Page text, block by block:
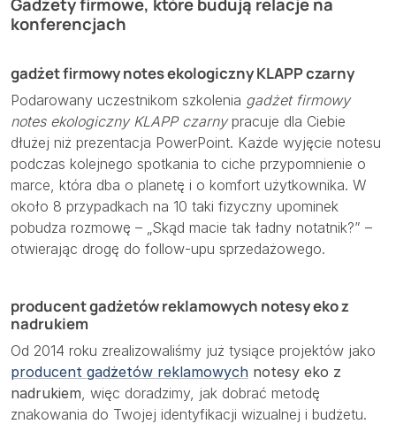
konferencjach
gadżet firmowy notes ekologiczny KLAPP czarny
Podarowany uczestnikom szkolenia gadżet firmowy
notes ekologiczny KLAPP czarnypracuje dla Ciebie
dłużej niż prezentacja PowerPoint. Każde wyjęcie notesu
podczas kolejnego spotkania to ciche przypomnienie o
marce, która dba o planetę i o komfort użytkownika. W
około 8 przypadkach na 10 taki fizyczny upominek
pobudza rozmowę – „Skąd macie tak ładny notatnik?” –
otwierając drogę do follow-upu sprzedażowego.
producent gadżetów reklamowych notesy eko z
nadrukiem
Od 2014 roku zrealizowaliśmy już tysiące projektów jako
producent gadżetów reklamowych notesy eko z
nadrukiem , więc doradzimy, jak dobrać metodę
znakowania do Twojej identyfikacji wizualnej i budżetu.